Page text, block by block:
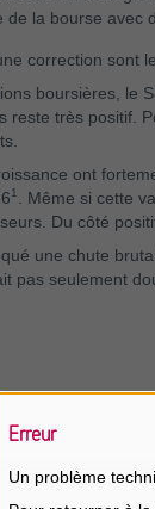
la bourse
correction sont
boursières,
reste très positif.
ont
1. Même si cette
Du côté
une chute
pas seulement
ce
s'avérant
prochaines
Erreur
Un problème